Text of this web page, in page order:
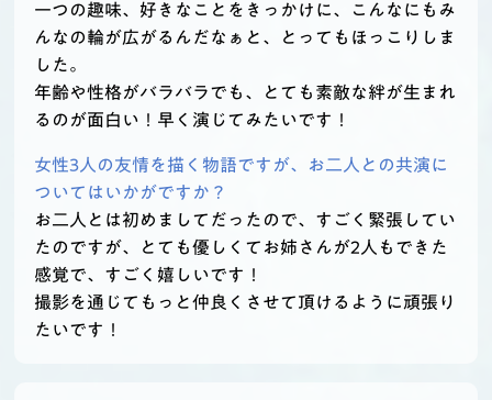
一つの趣味、好きなことをきっかけに、こんなにもみ
んなの輪が広がるんだなぁと、とってもほっこりしま
した。
年齢や性格がバラバラでも、とても素敵な絆が生まれ
るのが面白い！早く演じてみたいです！
女性3人の友情を描く物語ですが、お二人との共演に
ついてはいかがですか？
お二人とは初めましてだったので、すごく緊張してい
たのですが、とても優しくてお姉さんが2人もできた
感覚で、すごく嬉しいです！
撮影を通じてもっと仲良くさせて頂けるように頑張り
たいです！